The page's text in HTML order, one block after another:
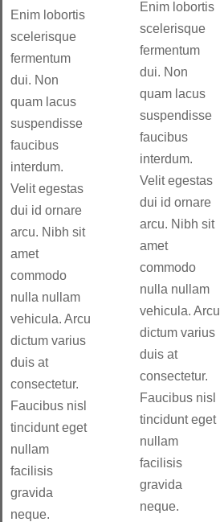
Enim lobortis
scelerisque
fermentum
dui. Non
quam lacus
suspendisse
faucibus
interdum.
Velit egestas
dui id ornare
arcu. Nibh sit
amet
commodo
nulla nullam
vehicula. Arcu
dictum varius
duis at
consectetur.
Faucibus nisl
tincidunt eget
nullam
facilisis
gravida
neque.
Enim lobortis
scelerisque
fermentum
dui. Non
quam lacus
suspendisse
faucibus
interdum.
Velit egestas
dui id ornare
arcu. Nibh sit
amet
commodo
nulla nullam
vehicula. Arcu
dictum varius
duis at
consectetur.
Faucibus nisl
tincidunt eget
nullam
facilisis
gravida
neque.